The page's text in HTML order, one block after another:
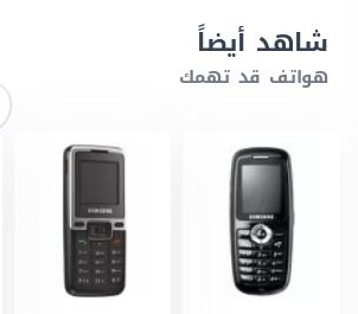
شاهد أيضاً
هواتف قد تهمك